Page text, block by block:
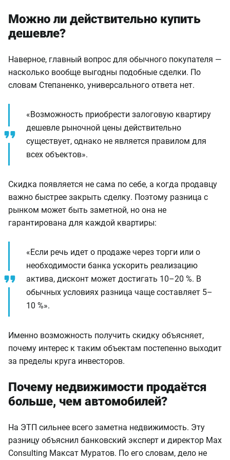
Можно ли действительно купить
дешевле?
Наверное, главный вопрос для обычного покупателя —
насколько вообще выгодны подобные сделки. По
словам Степаненко, универсального ответа нет.
«Возможность приобрести залоговую квартиру
дешевле рыночной цены действительно
существует, однако не является правилом для
всех объектов».
Скидка появляется не сама по себе, а когда продавцу
важно быстрее закрыть сделку. Поэтому разница с
рынком может быть заметной, но она не
гарантирована для каждой квартиры:
«Если речь идет о продаже через торги или о
необходимости банка ускорить реализацию
актива, дисконт может достигать 10–20 %. В
обычных условиях разница чаще составляет 5–
10 %».
Именно возможность получить скидку объясняет,
почему интерес к таким объектам постепенно выходит
за пределы круга инвесторов.
Почему недвижимости продаётся
больше, чем автомобилей?
На ЭТП сильнее всего заметна недвижимость. Эту
разницу объяснил банковский эксперт и директор Max
Consulting Максат Муратов. По его словам, дело не